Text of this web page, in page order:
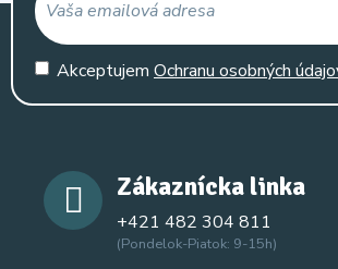
Akceptujem Ochranu osobných
Zákaznícka linka
+421 482 304 811
(Pondelok-Piatok: 9-15h)